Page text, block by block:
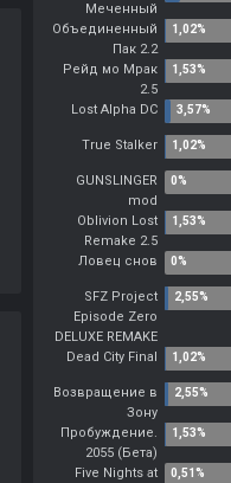
Меченный
Объединенный
Пак 2.2
Рейд мо Мрак
2.5
Lost Alpha DC
True Stalker
GUNSLINGER
mod
Oblivion Lost
Remake 2.5
Ловец снов
SFZ Project
Episode Zero
DELUXE REMAKE
Dead City Final
Возвращение в
Зону
Пробуждение.
2055 (Бета)
Five Nights at